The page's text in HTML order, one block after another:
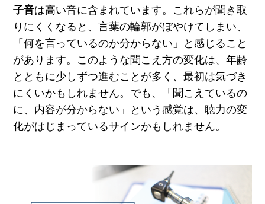
子音は高い音に含まれています。これらが聞き取
りにくくなると、言葉の輪郭がぼやけてしまい、
「何を言っているのか分からない」と感じること
があります。
このような聞こえ方の変化は、年齢
とともに少しずつ進むことが多く、最初は気づき
にくいかもしれません。でも、「聞こえているの
に、内容が分からない」という感覚は、聴力の変
化がはじまっているサインかもしれません。